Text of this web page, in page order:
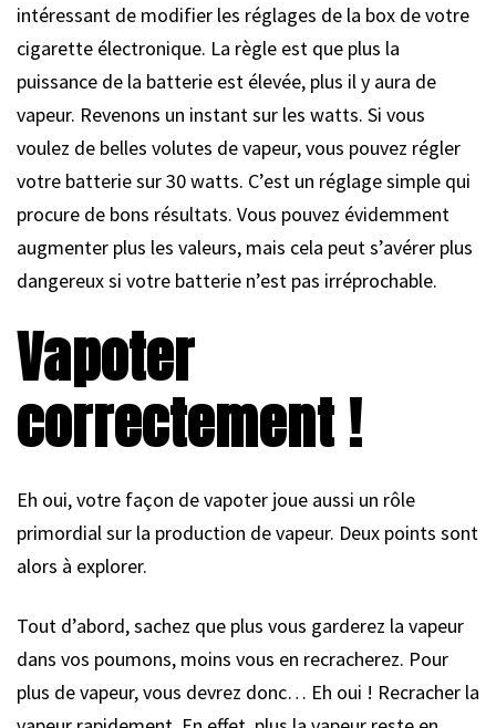
intéressant de modifier les réglages de la box de votre
cigarette électronique. La règle est que plus la
puissance de la batterie est élevée, plus il y aura de
vapeur. Revenons un instant sur les watts. Si vous
voulez de belles volutes de vapeur, vous pouvez régler
votre batterie sur 30 watts. C’est un réglage simple qui
procure de bons résultats. Vous pouvez évidemment
augmenter plus les valeurs, mais cela peut s’avérer plus
dangereux si votre batterie n’est pas irréprochable.
Vapoter
correctement !
Eh oui, votre façon de vapoter joue aussi un rôle
primordial sur la production de vapeur. Deux points sont
alors à explorer.
Tout d’abord, sachez que plus vous garderez la vapeur
dans vos poumons, moins vous en recracherez. Pour
plus de vapeur, vous devrez donc… Eh oui ! Recracher la